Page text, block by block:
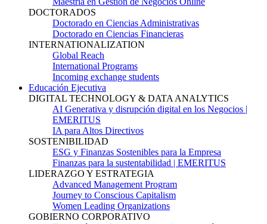
DOCTORADOS
Doctorado en Ciencias Administrativas
Doctorado en Ciencias Financieras
INTERNATIONALIZATION
Global Reach
International Programs
Incoming exchange students
Educación Ejecutiva
DIGITAL TECHNOLOGY & DATA ANALYTICS
AI Generativa y disrupción digital en los Negocios |
EMERITUS
IA para Altos Directivos
SOSTENIBILIDAD
ESG y Finanzas Sostenibles para la Empresa
Finanzas para la sustentabilidad | EMERITUS
LIDERAZGO Y ESTRATEGIA
Advanced Management Program
Journey to Conscious Capitalism
Women Leading Organizations
GOBIERNO CORPORATIVO